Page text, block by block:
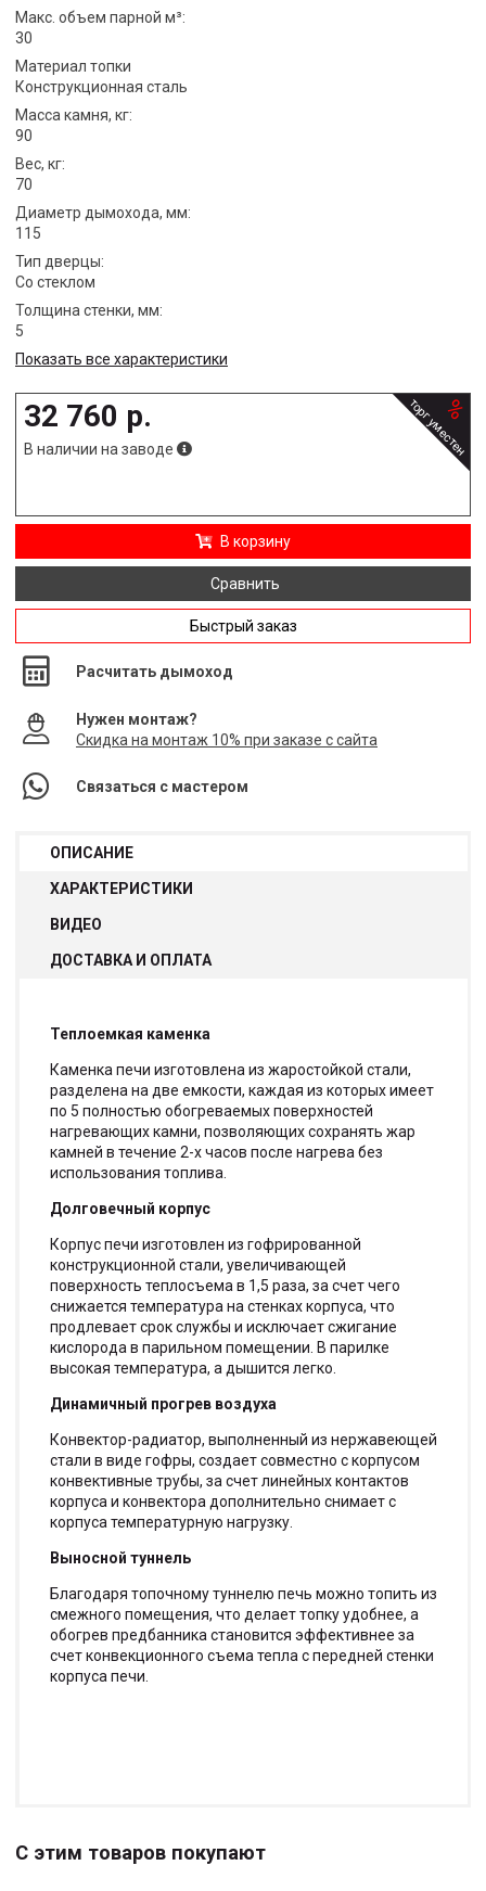
Макс. объем парной м³:
30
Материал топки
Конструкционная сталь
Масса камня, кг:
90
Вес, кг:
70
Диаметр дымохода, мм:
115
Тип дверцы:
Со стеклом
Толщина стенки, мм:
5
Показать все характеристики
%
торг уместен
32 760 р.
В наличии на заводе
В корзину
Сравнить
Быстрый заказ
Расчитать дымоход
Нужен монтаж?
Скидка на монтаж 10% при заказе с сайта
Связаться с мастером
ОПИСАНИЕ
ХАРАКТЕРИСТИКИ
ВИДЕО
ДОСТАВКА И ОПЛАТА
Теплоемкая каменка
Каменка печи изготовлена из жаростойкой стали,
разделена на две емкости, каждая из которых имеет
по 5 полностью обогреваемых поверхностей
нагревающих камни, позволяющих сохранять жар
камней в течение 2-х часов после нагрева без
использования топлива.
Долговечный корпус
Корпус печи изготовлен из гофрированной
конструкционной стали, увеличивающей
поверхность теплосъема в 1,5 раза, за счет чего
снижается температура на стенках корпуса, что
продлевает срок службы и исключает сжигание
кислорода в парильном помещении. В парилке
высокая температура, а дышится легко.
Динамичный прогрев воздуха
Конвектор-радиатор, выполненный из нержавеющей
стали в виде гофры, создает совместно с корпусом
конвективные трубы, за счет линейных контактов
корпуса и конвектора дополнительно снимает с
корпуса температурную нагрузку.
Выносной туннель
Благодаря топочному туннелю печь можно топить из
смежного помещения, что делает топку удобнее, а
обогрев предбанника становится эффективнее за
счет конвекционного съема тепла с передней стенки
корпуса печи.
С этим товаров покупают